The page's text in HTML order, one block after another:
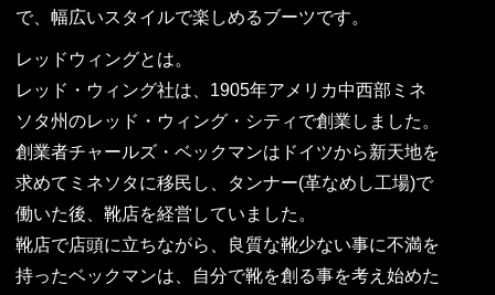
で、幅広いスタイルで楽しめるブーツです。
レッドウィングとは。
レッド・ウィング社は、1905年アメリカ中西部ミネ
ソタ州のレッド・ウィング・シティで創業しました。
創業者チャールズ・ベックマンはドイツから新天地を
求めてミネソタに移民し、タンナー(革なめし工場)で
働いた後、靴店を経営していました。
靴店で店頭に立ちながら、良質な靴少ない事に不満を
持ったベックマンは、自分で靴を創る事を考え始めた